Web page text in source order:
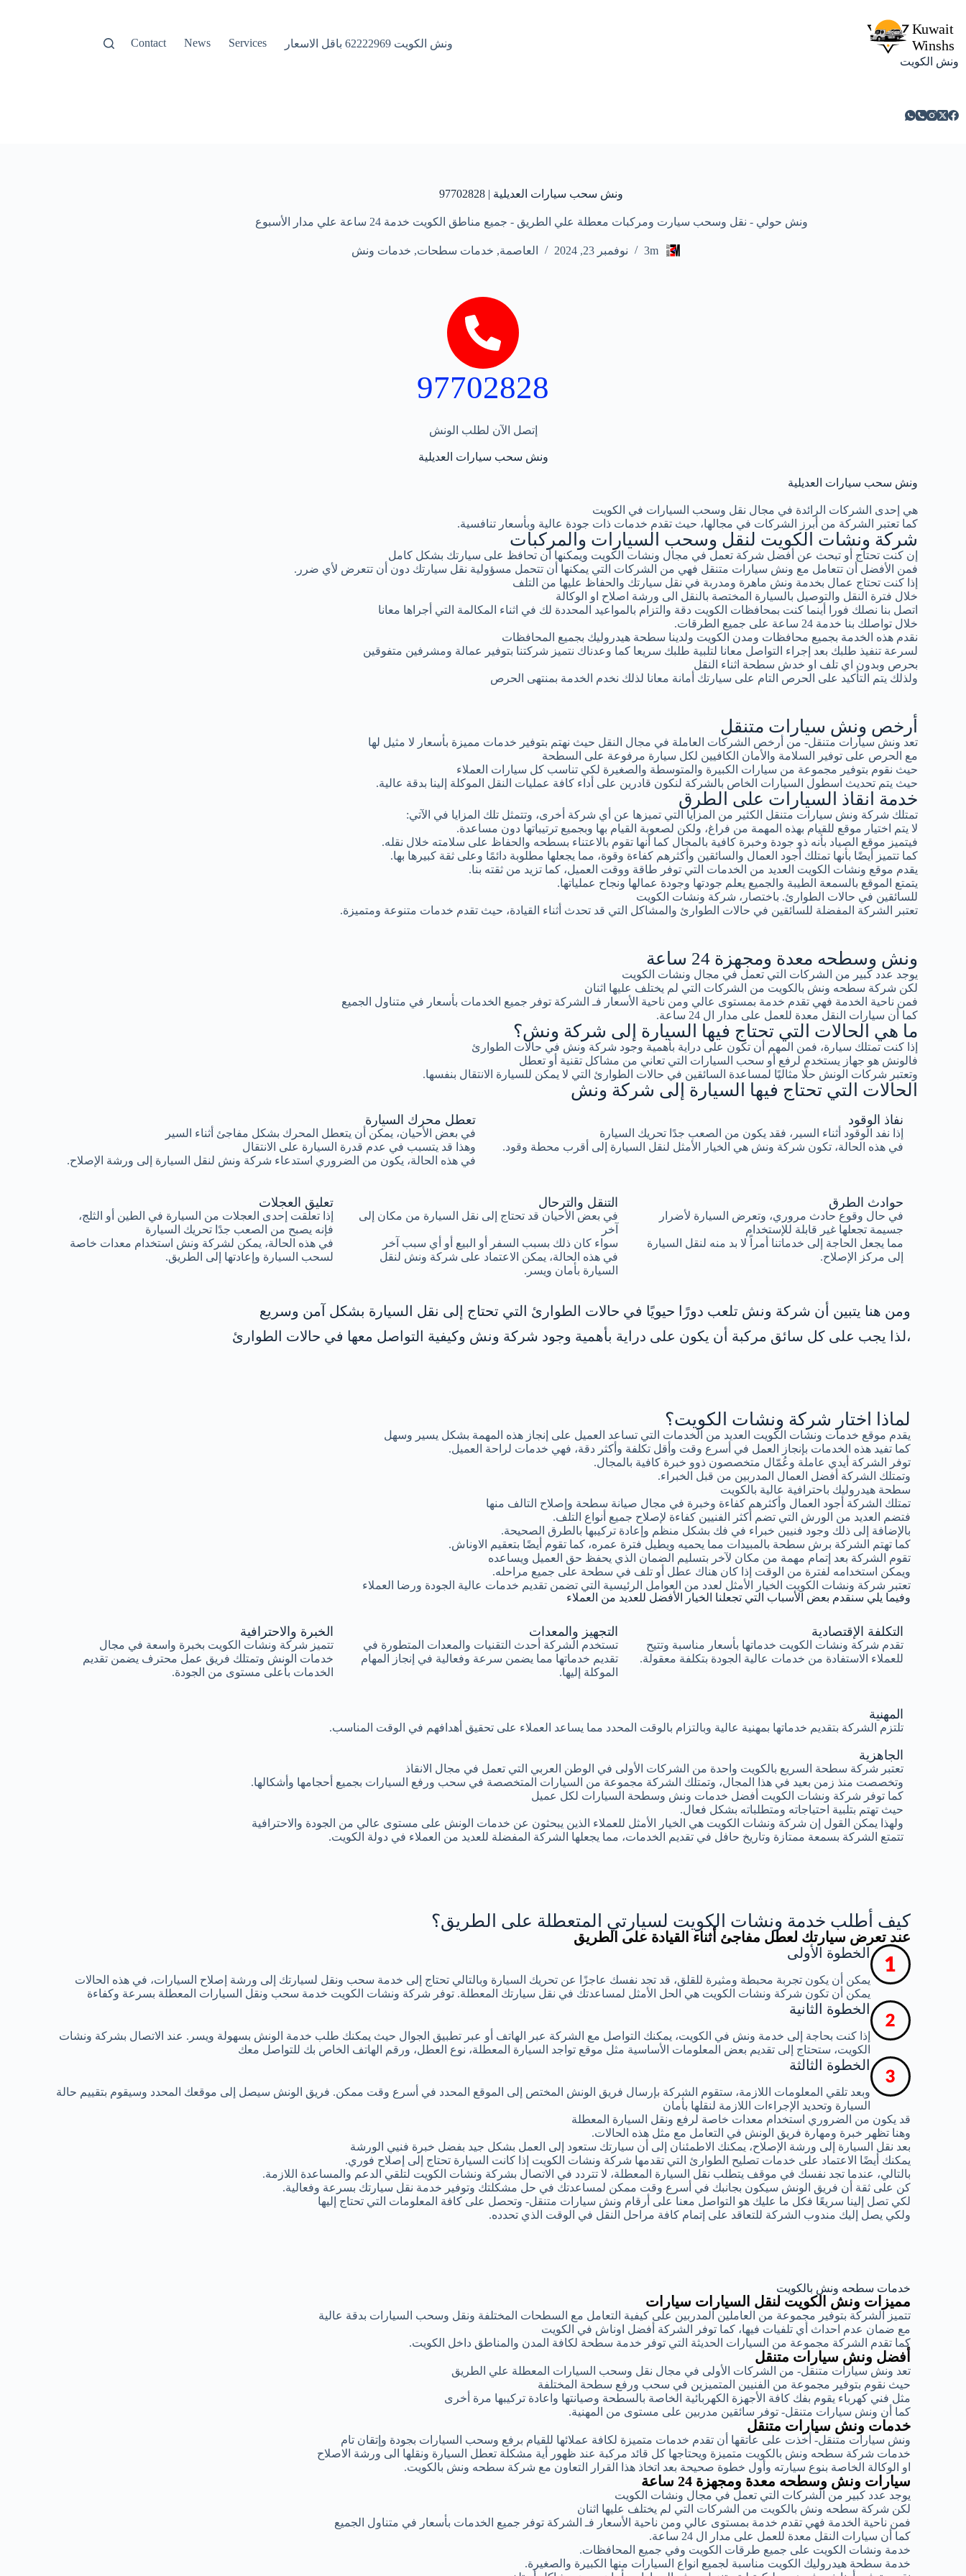
ونش الكويت
ونش الكويت 62222969 باقل الاسعار Services
News
Contact
ونش سحب سيارات العديلية | 97702828
ونش حولي - نقل وسحب سيارت ومركبات معطلة علي الطريق - جميع مناطق الكويت خدمة 24 ساعة علي مدار الأسبوع
3m نوفمبر 23, 2024 العاصمة, خدمات سطحات, خدمات ونش
97702828
إتصل الآن لطلب الونش
ونش سحب سيارات العديلية
ونش سحب سيارات العديلية
هي إحدى الشركات الرائدة في مجال نقل وسحب السيارات في الكويت
كما تعتبر الشركة من أبرز الشركات في مجالها، حيث تقدم خدمات ذات جودة عالية وبأسعار تنافسية.
شركة ونشات الكويت لنقل وسحب السيارات والمركبات
إن كنت تحتاج أو تبحث عن أفضل شركة تعمل في مجال ونشات الكويت ويمكنها أن تحافظ على سيارتك بشكل كامل
فمن الأفضل أن تتعامل مع ونش سيارات متنقل فهي من الشركات التي يمكنها أن تتحمل مسؤولية نقل سيارتك دون أن تتعرض لأي ضرر.
إذا كنت تحتاج عمال بخدمة ونش ماهرة ومدربة في نقل سيارتك والحفاظ عليها من التلف
خلال فترة النقل والتوصيل بالسيارة المختصة بالنقل الى ورشة اصلاح او الوكالة
اتصل بنا نصلك فورا أينما كنت بمحافظات الكويت دقة والتزام بالمواعيد المحددة لك في اثناء المكالمة التي أجراها معانا
خلال تواصلك بنا خدمة 24 ساعة على جميع الطرقات.
نقدم هذه الخدمة بجميع محافظات ومدن الكويت ولدينا سطحة هيدروليك بجميع المحافظات
لسرعة تنفيذ طلبك بعد إجراء التواصل معانا لتلبية طلبك سريعا كما وعدناك نتميز شركتنا بتوفير عمالة ومشرفين متفوقين
بحرص وبدون اي تلف او خدش سطحة اثناء النقل
ولذلك يتم التأكيد على الحرص التام على سيارتك أمانة معانا لذلك نخدم الخدمة بمنتهى الحرص
أرخص ونش سيارات متنقل
تعد ونش سيارات متنقل- من أرخص الشركات العاملة في مجال النقل حيث نهتم بتوفير خدمات مميزة بأسعار لا مثيل لها
مع الحرص على توفير السلامة والأمان الكافيين لكل سيارة مرفوعة على السطحة
حيث نقوم بتوفير مجموعة من سيارات الكبيرة والمتوسطة والصغيرة لكي تناسب كل سيارات العملاء
حيث يتم تحديث اسطول السيارات الخاص بالشركة لنكون قادرين على أداء كافة عمليات النقل الموكلة إلينا بدقة عالية.
خدمة انقاذ السيارات على الطرق
تمتلك شركة ونش سيارات متنقل الكثير من المزايا التي تميزها عن أي شركة أخرى، وتتمثل تلك المزايا في الآتي:
لا يتم اختيار موقع للقيام بهذه المهمة من فراغ، ولكن لصعوبة القيام بها وبجميع ترتيباتها دون مساعدة.
فيتميز موقع الصياد بأنه ذو جودة وخبرة كافية بالمجال كما أنها تقوم بالاعتناء بسطحه والحفاظ على سلامته خلال نقله.
كما تتميز أيضًا بأنها تمتلك أجود العمال والسائقين وأكثرهم كفاءة وقوة، مما يجعلها مطلوبة دائمًا وعلى ثقة كبيرها بها.
يقدم موقع ونشات الكويت العديد من الخدمات التي توفر طاقة ووقت العميل، كما تزيد من ثقته بنا.
يتمتع الموقع بالسمعة الطيبة والجميع يعلم جودتها وجودة عمالها ونجاح عملياتها.
للسائقين في حالات الطوارئ. باختصار، شركة ونشات الكويت
تعتبر الشركة المفضلة للسائقين في حالات الطوارئ والمشاكل التي قد تحدث أثناء القيادة، حيث تقدم خدمات متنوعة ومتميزة.
ونش وسطحه معدة ومجهزة 24 ساعة
يوجد عدد كبير من الشركات التي تعمل في مجال ونشات الكويت
لكن شركة سطحه ونش بالكويت من الشركات التي لم يختلف عليها اثنان
فمن ناحية الخدمة فهي تقدم خدمة بمستوى عالي ومن ناحية الأسعار فـ الشركة توفر جميع الخدمات بأسعار في متناول الجميع
كما أن سيارات النقل معدة للعمل على مدار ال 24 ساعة.
ما هي الحالات التي تحتاج فيها السيارة إلى شركة ونش؟
إذا كنت تمتلك سيارة، فمن المهم أن تكون على دراية بأهمية وجود شركة ونش في حالات الطوارئ
فالونش هو جهاز يستخدم لرفع أو سحب السيارات التي تعاني من مشاكل تقنية أو تعطل
وتعتبر شركات الونش حلًا مثاليًا لمساعدة السائقين في حالات الطوارئ التي لا يمكن للسيارة الانتقال بنفسها.
الحالات التي تحتاج فيها السيارة إلى شركة ونش
تعطل محرك السيارة
في بعض الأحيان، يمكن أن يتعطل المحرك بشكل مفاجئ أثناء السير
وهذا قد يتسبب في عدم قدرة السيارة على الانتقال
في هذه الحالة، يكون من الضروري استدعاء شركة ونش لنقل السيارة إلى ورشة الإصلاح.
نفاذ الوقود
إذا نفد الوقود أثناء السير، فقد يكون من الصعب جدًا تحريك السيارة
في هذه الحالة، تكون شركة ونش هي الخيار الأمثل لنقل السيارة إلى أقرب محطة وقود.
تعليق العجلات
إذا تعلقت إحدى العجلات من السيارة في الطين أو الثلج،
فإنه يصبح من الصعب جدًا تحريك السيارة
في هذه الحالة، يمكن لشركة ونش استخدام معدات خاصة
لسحب السيارة وإعادتها إلى الطريق.
التنقل والترحال
في بعض الأحيان قد تحتاج إلى نقل السيارة من مكان إلى
آخر
سواء كان ذلك بسبب السفر أو البيع أو أي سبب آخر
في هذه الحالة، يمكن الاعتماد على شركة ونش لنقل
السيارة بأمان ويسر.
حوادث الطرق
في حال وقوع حادث مروري، وتعرض السيارة لأضرار
جسيمة تجعلها غير قابلة للإستخدام
مما يجعل الحاجة إلى خدماتنا أمراً لا بد منه لنقل السيارة
إلى مركز الإصلاح.
ومن هنا يتبين أن شركة ونش تلعب دورًا حيويًا في حالات الطوارئ التي تحتاج إلى نقل السيارة بشكل آمن وسريع
،لذا يجب على كل سائق مركبة أن يكون على دراية بأهمية وجود شركة ونش وكيفية التواصل معها في حالات الطوارئ
لماذا اختار شركة ونشات الكويت؟
يقدم موقع خدمات ونشات الكويت العديد من الخدمات التي تساعد العميل على إنجاز هذه المهمة بشكل يسير وسهل
كما تفيد هذه الخدمات بإنجاز العمل في أسرع وقت وأقل تكلفة وأكثر دقة، فهي خدمات لراحة العميل.
توفر الشركة أيدي عاملة وعُمّال متخصصون ذوو خبرة كافية بالمجال.
وتمتلك الشركة أفضل العمال المدربين من قبل الخبراء.
سطحة هيدروليك باحترافية عالية بالكويت
تمتلك الشركة أجود العمال وأكثرهم كفاءة وخبرة في مجال صيانة سطحة وإصلاح التالف منها
فتضم العديد من الورش التي تضم أكثر الفنيين كفاءة لإصلاح جميع أنواع التلف.
بالإضافة إلى ذلك وجود فنيين خبراء في فك بشكل منظم وإعادة تركيبها بالطرق الصحيحة.
كما تهتم الشركة برش سطحة بالمبيدات مما يحميه ويطيل فترة عمره، كما تقوم أيضًا بتعقيم الاوناش.
تقوم الشركة بعد إتمام مهمة من مكان لآخر بتسليم الضمان الذي يحفظ حق العميل ويساعده
ويمكن استخدامه لفترة من الوقت إذا كان هناك عطل أو تلف في سطحة على جميع مراحله.
تعتبر شركة ونشات الكويت الخيار الأمثل لعدد من العوامل الرئيسية التي تضمن تقديم خدمات عالية الجودة ورضا العملاء
وفيما يلي سنقدم بعض الأسباب التي تجعلنا الخيار الأفضل للعديد من العملاء
الخبرة والاحترافية
تتميز شركة ونشات الكويت بخبرة واسعة في مجال
خدمات الونش وتمتلك فريق عمل محترف يضمن تقديم
الخدمات بأعلى مستوى من الجودة.
التجهيز والمعدات
تستخدم الشركة أحدث التقنيات والمعدات المتطورة في
تقديم خدماتها مما يضمن سرعة وفعالية في إنجاز المهام
الموكلة إليها.
التكلفة الإقتصادية
تقدم شركة ونشات الكويت خدماتها بأسعار مناسبة وتتيح
للعملاء الاستفادة من خدمات عالية الجودة بتكلفة معقولة.
المهنية
تلتزم الشركة بتقديم خدماتها بمهنية عالية وبالتزام بالوقت المحدد مما يساعد العملاء على تحقيق أهدافهم في الوقت المناسب.
الجاهزية
تعتبر شركة سطحة السريع بالكويت واحدة من الشركات الأولى في الوطن العربي التي تعمل في مجال الانقاذ
وتخصصت منذ زمن بعيد في هذا المجال، وتمتلك الشركة مجموعة من السيارات المتخصصة في سحب ورفع السيارات بجميع أحجامها وأشكالها.
كما توفر شركة ونشات الكويت أفضل خدمات ونش وسطحة السيارات لكل عميل
حيث تهتم بتلبية احتياجاته ومتطلباته بشكل فعال.
ولهذا يمكن القول إن شركة ونشات الكويت هي الخيار الأمثل للعملاء الذين يبحثون عن خدمات الونش على مستوى عالي من الجودة والاحترافية
تتمتع الشركة بسمعة ممتازة وتاريخ حافل في تقديم الخدمات، مما يجعلها الشركة المفضلة للعديد من العملاء في دولة الكويت.
كيف أطلب خدمة ونشات الكويت لسيارتي المتعطلة على الطريق؟
عند تعرض سيارتك لعطل مفاجئ أثناء القيادة على الطريق
الخطوة الأولى
يمكن أن يكون تجربة محبطة ومثيرة للقلق، قد تجد نفسك عاجزًا عن تحريك السيارة وبالتالي تحتاج إلى خدمة سحب ونقل لسيارتك إلى ورشة إصلاح السيارات، في هذه الحالات
يمكن أن تكون شركة ونشات الكويت هي الحل الأمثل لمساعدتك في نقل سيارتك المعطلة. توفر شركة ونشات الكويت خدمة سحب ونقل السيارات المعطلة بسرعة وكفاءة
الخطوة الثانية
إذا كنت بحاجة إلى خدمة ونش في الكويت، يمكنك التواصل مع الشركة عبر الهاتف أو عبر تطبيق الجوال حيث يمكنك طلب خدمة الونش بسهولة ويسر. عند الاتصال بشركة ونشات
الكويت، ستحتاج إلى تقديم بعض المعلومات الأساسية مثل موقع تواجد السيارة المعطلة، نوع العطل، ورقم الهاتف الخاص بك للتواصل معك
الخطوة الثالثة
وبعد تلقي المعلومات اللازمة، ستقوم الشركة بإرسال فريق الونش المختص إلى الموقع المحدد في أسرع وقت ممكن. فريق الونش سيصل إلى موقعك المحدد وسيقوم بتقييم حالة
السيارة وتحديد الإجراءات اللازمة لنقلها بأمان
قد يكون من الضروري استخدام معدات خاصة لرفع ونقل السيارة المعطلة
وهنا تظهر خبرة ومهارة فريق الونش في التعامل مع مثل هذه الحالات.
بعد نقل السيارة إلى ورشة الإصلاح، يمكنك الاطمئنان إلى أن سيارتك ستعود إلى العمل بشكل جيد بفضل خبرة فنيي الورشة
يمكنك أيضًا الاعتماد على خدمات تصليح الطوارئ التي تقدمها شركة ونشات الكويت إذا كانت السيارة تحتاج إلى إصلاح فوري.
بالتالي، عندما تجد نفسك في موقف يتطلب نقل السيارة المعطلة، لا تتردد في الاتصال بشركة ونشات الكويت لتلقي الدعم والمساعدة اللازمة.
كن على ثقة أن فريق الونش سيكون بجانبك في أسرع وقت ممكن لمساعدتك في حل مشكلتك وتوفير خدمة نقل سيارتك بسرعة وفعالية.
لكي تصل إلينا سريعًا فكل ما عليك هو التواصل معنا على أرقام ونش سيارات متنقل- وتحصل على كافة المعلومات التي تحتاج إليها
ولكي يصل إليك مندوب الشركة للتعاقد على إتمام كافة مراحل النقل في الوقت الذي تحدده.
خدمات سطحه ونش بالكويت
مميزات ونش الكويت لنقل السيارات سيارات
تتميز الشركة بتوفير مجموعة من العاملين المدربين على كيفية التعامل مع السطحات المختلفة ونقل وسحب السيارات بدقة عالية
مع ضمان عدم احداث أي تلفيات فيها، كما توفر الشركة أفضل اوناش في الكويت
كما تقدم الشركة مجموعة من السيارات الحديثة التي توفر خدمة سطحة لكافة المدن والمناطق داخل الكويت.
أفضل ونش سيارات متنقل
تعد ونش سيارات متنقل- من الشركات الأولى في مجال نقل وسحب السيارات المعطلة علي الطريق
حيث نقوم بتوفير مجموعة من الفنيين المتميزين في سحب ورفع سطحة المختلفة
مثل فني كهرباء يقوم بفك كافة الأجهزة الكهربائية الخاصة بالسطحة وصيانتها واعادة تركيبها مرة أخرى
كما أن ونش سيارات متنقل- توفر سائقين مدربين على مستوى من المهنية.
خدمات ونش سيارات متنقل
ونش سيارات متنقل- أخذت على عاتقها أن تقدم خدمات متميزة لكافة عملائها للقيام برفع وسحب السيارات بجودة وإتقان تام
خدمات شركة سطحه ونش بالكويت متميزة ويحتاجها كل قائد مركبة عند ظهور أية مشكلة تعطل السيارة ونقلها الى ورشة الاصلاح
او الوكالة الخاصة بنوع سيارته وأول خطوة صحيحة بعد اتخاذ هذا القرار التعاون مع شركة سطحه ونش بالكويت.
سيارات ونش وسطحه معدة ومجهزة 24 ساعة
يوجد عدد كبير من الشركات التي تعمل في مجال ونشات الكويت
لكن شركة سطحه ونش بالكويت من الشركات التي لم يختلف عليها اثنان
فمن ناحية الخدمة فهي تقدم خدمة بمستوى عالي ومن ناحية الأسعار فـ الشركة توفر جميع الخدمات بأسعار في متناول الجميع
كما أن سيارات النقل معدة للعمل على مدار ال 24 ساعة.
خدمة ونشات الكويت على جميع طرقات الكويت وفي جميع المحافظات.
خدمة سطحة هيدروليك الكويت مناسبة لجميع انواع السيارات منها الكبيرة والصغيرة.